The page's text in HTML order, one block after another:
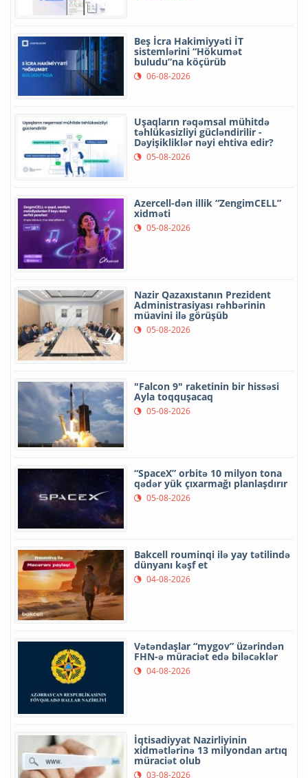
Beş İcra Hakimiyyəti İT
sistemlərini “Hökumət
buludu”na köçürüb
06-08-2026
Uşaqların rəqəmsal mühitdə
təhlükəsizliyi gücləndirilir -
Dəyişikliklər nəyi ehtiva edir?
05-08-2026
Azercell-dən illik “ZengimCELL”
xidməti
05-08-2026
Nazir Qazaxıstanın Prezident
Administrasiyası rəhbərinin
müavini ilə görüşüb
05-08-2026
"Falcon 9" raketinin bir hissəsi
Ayla toqquşacaq
05-08-2026
“SpaceX” orbitə 10 milyon tona
qədər yük çıxarmağı planlaşdırır
05-08-2026
Bakcell rouminqi ilə yay tətilində
dünyanı kəşf et
04-08-2026
Vətəndaşlar “mygov” üzərindən
FHN-ə müraciət edə biləcəklər
04-08-2026
İqtisadiyyat Nazirliyinin
xidmətlərinə 13 milyondan artıq
müraciət olub
03-08-2026